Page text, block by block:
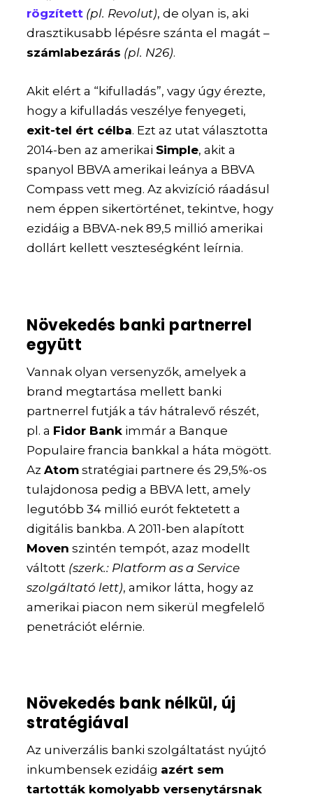
rögzített (pl. Revolut), de olyan is, aki
drasztikusabb lépésre szánta el magát –
számlabezárás (pl. N26).
Akit elért a “kifulladás”, vagy úgy érezte,
hogy a kifulladás veszélye fenyegeti,
exit-tel ért célba. Ezt az utat választotta
2014-ben az amerikai Simple, akit a
spanyol BBVA amerikai leánya a BBVA
Compass vett meg. Az akvizíció ráadásul
nem éppen sikertörténet, tekintve, hogy
ezidáig a BBVA-nek 89,5 millió amerikai
dollárt kellett veszteségként leírnia.
Növekedés banki partnerrel
együtt
Vannak olyan versenyzők, amelyek a
brand megtartása mellett banki
partnerrel futják a táv hátralevő részét,
pl. a Fidor Bank immár a Banque
Populaire francia bankkal a háta mögött.
AzAtom stratégiai partnere és 29,5%-os
tulajdonosa pedig a BBVA lett, amely
legutóbb 34 millió eurót fektetett a
digitális bankba. A 2011-ben alapított
Moven szintén tempót, azaz modellt
váltott (szerk.: Platform as a Service
szolgáltató lett), amikor látta, hogy az
amerikai piacon nem sikerül megfelelő
penetrációt elérnie.
Növekedés bank nélkül, új
stratégiával
Az univerzális banki szolgáltatást nyújtó
inkumbensek ezidáig azért sem
tartották komolyabb versenytársnak